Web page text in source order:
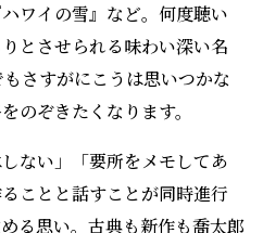
ワイの雪』など。何度聴い
とさせられる味わい深い名
さすがにこうは思いつかな
のぞきたくなります。
ない」「要所をメモしてあ
ことと話すことが同時進行
る思い。古典も新作も喬太郎